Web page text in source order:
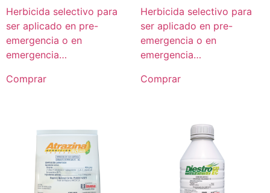
Herbicida selectivo para
ser aplicado en pre-
emergencia o en
emergencia…
Comprar
Herbicida selectivo para
ser aplicado en pre-
emergencia o en
emergencia…
Comprar